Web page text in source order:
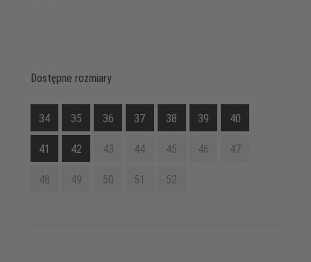
Dostępne rozmiary
34 35 36 37 38 39 40
41 42 43 44 45 46 47
48 49 50 51 52